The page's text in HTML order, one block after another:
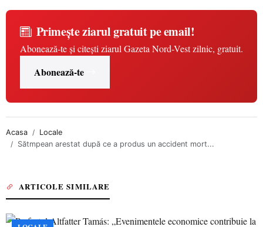
Primește ziarul gratuit pe email!
Abonează-te și citești ziarul Gazeta Nord-Vest zilnic, gratuit.
Abonează-te
Acasa
Locale
Sătmpean arestat după ce a produs un accident mort...
ARTICOLE SIMILARE